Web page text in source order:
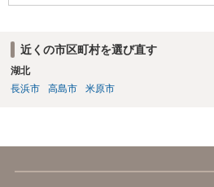
近くの市区町村を選び直す
湖北
長浜市
高島市 米原市